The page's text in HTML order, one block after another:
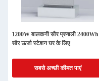
1200W बालकनी सौर प्रणाली 2400Wh
सौर ऊर्जा स्टेशन घर के लिए
सबसे अच्छी कीमत पाएं